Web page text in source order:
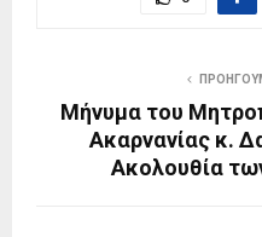
Μήνυμα του
Ακαρνανίας κ.
Ακολουθία